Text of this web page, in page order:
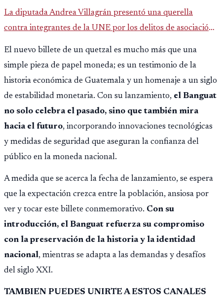
La diputada Andrea Villagrán presentó una querella
contra integrantes de la UNE por los delitos de asociación
El nuevo billete de un quetzal es mucho más que una
simple pieza de papel moneda; es un testimonio de la
historia económica de Guatemala y un homenaje a un siglo
de estabilidad monetaria. Con su lanzamiento, el Banguat
no solo celebra el pasado, sino que también mira
hacia el futuro, incorporando innovaciones tecnológicas
y medidas de seguridad que aseguran la confianza del
público en la moneda nacional.
A medida que se acerca la fecha de lanzamiento, se espera
que la expectación crezca entre la población, ansiosa por
ver y tocar este billete conmemorativo. Con su
introducción, el Banguat refuerza su compromiso
con la preservación de la historia y la identidad
nacional, mientras se adapta a las demandas y desafíos
del siglo XXI.
TAMBIEN PUEDES UNIRTE A ESTOS CANALES